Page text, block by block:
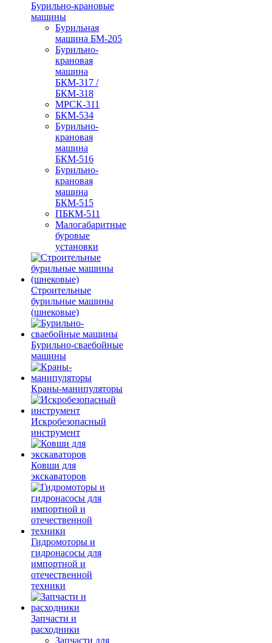
Бурильно-крановые
машины
Бурильная
машина БМ-205
Бурильно-
крановая
машина
БКМ-317 /
БКМ-318
МРСК-311
БКМ-534
Бурильно-
крановая
машина
БКМ-516
Бурильно-
крановая
машина
БКМ-515
ПБКМ-511
Малогабаритные
буровые
установки
Строительные
бурильные машины
(шнековые)
Бурильно-сваебойные
машины
Краны-манипуляторы
Искробезопасный
инструмент
Ковши для
экскаваторов
Гидромоторы и
гидронасосы для
импортной и
отечественной
техники
Запчасти и
расходники
Запчасти для